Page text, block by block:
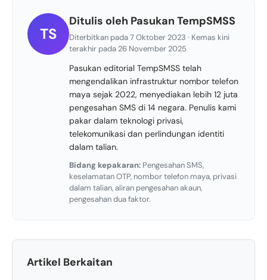
TS
Ditulis oleh Pasukan TempSMSS
Diterbitkan pada 7 Oktober 2023 · Kemas kini
terakhir pada 26 November 2025
Pasukan editorial TempSMSS telah
mengendalikan infrastruktur nombor telefon
maya sejak 2022, menyediakan lebih 12 juta
pengesahan SMS di 14 negara. Penulis kami
pakar dalam teknologi privasi,
telekomunikasi dan perlindungan identiti
dalam talian.
Bidang kepakaran: Pengesahan SMS,
keselamatan OTP, nombor telefon maya, privasi
dalam talian, aliran pengesahan akaun,
pengesahan dua faktor.
Artikel Berkaitan